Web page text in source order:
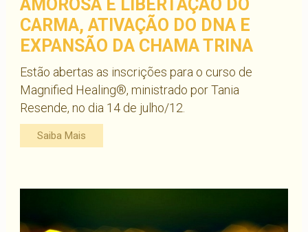
AMOROSA E LIBERTAÇÃO DO
CARMA, ATIVAÇÃO DO DNA E
EXPANSÃO DA CHAMA TRINA
Estão abertas as inscrições para o curso de
Magnified Healing®, ministrado por Tania
Resende, no dia 14 de julho/12.
Saiba Mais